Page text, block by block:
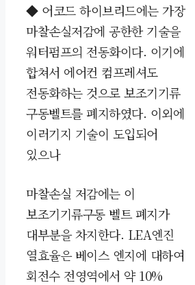
◆ 어코드 하이브리드에는 가장
마찰손실저감에 공한한 기술을
워터펌프의 전동화이다. 이기에
합쳐서 에어컨 컴프레셔도
전동화하는 것으로 보조기기류
구동벨트를 폐지하였다. 이외에
이러기지 기술이 도입되어
있으나
마찰손실 저감에는 이
보조기기류구동 벨트 폐지가
대부분을 차지한다. LEA엔진
열효율은 베이스 엔지에 대하여
회전수 전영역에서 약 10%